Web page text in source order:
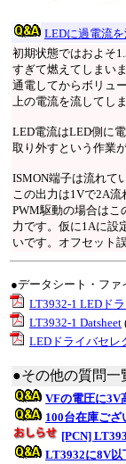
LEDに過電流
初期状態ではおよそ
すぎて燃えてしまい
通電してからボリュ
上の電流を流してし
LED電流はLED側に
取り外すという作業
ISMON端子は流れて
この出力は1Vで2A流
PWM駆動の場合はこ
力です。仮に1Aに設
いです。オフセット
●データシート・フ
LT3932-1 LEDド
LT3932-1 Datsheet
LEDドライバセレ
●その他の質問一
VFの電圧に3V
100台在庫ござ
[PCN]
LT3932に8V以